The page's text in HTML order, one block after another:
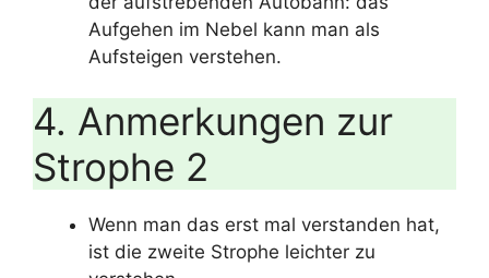
Aufgehen im Nebel kann man als
Aufsteigen verstehen.
4. Anmerkungen zur
Strophe 2
Wenn man das erst mal verstanden hat,
ist die zweite Strophe leichter zu